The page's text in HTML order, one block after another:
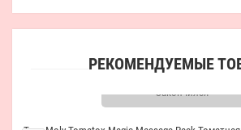
РЕКОМЕНДУЕМЫЕ
Закончился